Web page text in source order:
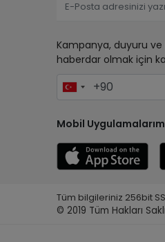
Kampanya, duyuru
haberdar olmak için
Mobil
Tüm bilgileriniz 256bit
© 2019 Tüm Hakları